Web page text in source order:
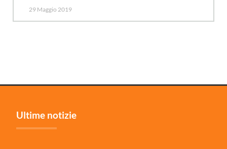
29 Maggio 2019
Ultime notizie